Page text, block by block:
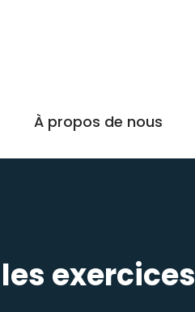
À propos de nous
exercices